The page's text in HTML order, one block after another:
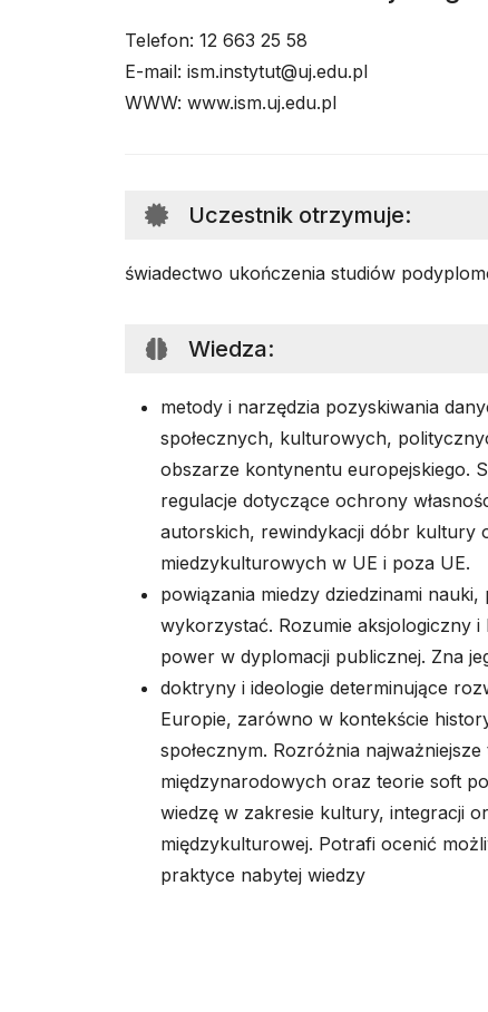
Telefon: 12 663 25 58
E-mail: ism.instytut@uj.edu.pl
WWW: www.ism.uj.edu.pl
Uczestnik otrzymuje:
świadectwo ukończenia studiów
Wiedza:
metody i narzędzia pozyskiwania
społecznych, kulturowych,
obszarze kontynentu europejskiego.
regulacje dotyczące ochrony
autorskich, rewindykacji dóbr kultury
miedzykulturowych w UE i poza UE.
powiązania miedzy dziedzinami
wykorzystać. Rozumie aksjologiczny
power w dyplomacji publicznej. Zna
doktryny i ideologie determinujące
Europie, zarówno w kontekście
społecznym. Rozróżnia
międzynarodowych oraz teorie soft
wiedzę w zakresie kultury, integracji
międzykulturowej. Potrafi ocenić
praktyce nabytej wiedzy